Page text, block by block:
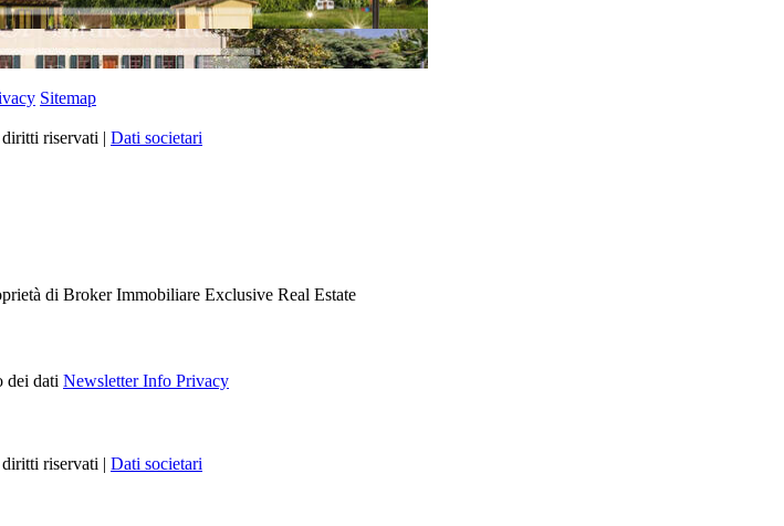
Sitemap
riservati | Dati societari
di Broker Immobiliare Exclusive Real Estate
dei dati Newsletter Info Privacy
riservati | Dati societari